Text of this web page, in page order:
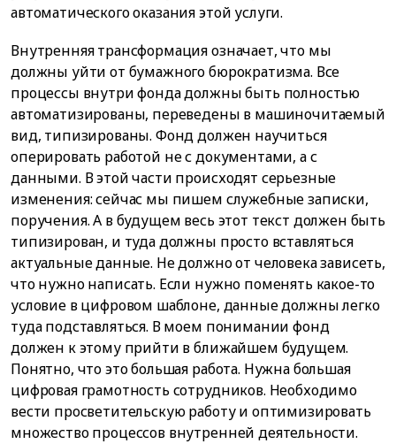
автоматического оказания этой услуги.
Внутренняя трансформация означает, что мы
должны уйти от бумажного бюрократизма. Все
процессы внутри фонда должны быть полностью
автоматизированы, переведены в машиночитаемый
вид, типизированы. Фонд должен научиться
оперировать работой не с документами, а с
данными. В этой части происходят серьезные
изменения: сейчас мы пишем служебные записки,
поручения. А в будущем весь этот текст должен быть
типизирован, и туда должны просто вставляться
актуальные данные. Не должно от человека зависеть,
что нужно написать. Если нужно поменять какое-то
условие в цифровом шаблоне, данные должны легко
туда подставляться. В моем понимании фонд
должен к этому прийти в ближайшем будущем.
Понятно, что это большая работа. Нужна большая
цифровая грамотность сотрудников. Необходимо
вести просветительскую работу и оптимизировать
множество процессов внутренней деятельности.